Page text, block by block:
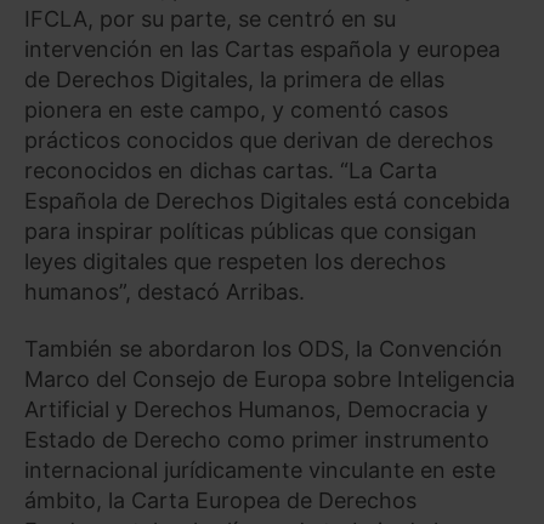
IFCLA, por su parte, se centró en su
intervención en las Cartas española y europea
de Derechos Digitales, la primera de ellas
pionera en este campo, y comentó casos
prácticos conocidos que derivan de derechos
reconocidos en dichas cartas. “La Carta
Española de Derechos Digitales está concebida
para inspirar políticas públicas que consigan
leyes digitales que respeten los derechos
humanos”, destacó Arribas.
También se abordaron los ODS, la Convención
Marco del Consejo de Europa sobre Inteligencia
Artificial y Derechos Humanos, Democracia y
Estado de Derecho como primer instrumento
internacional jurídicamente vinculante en este
ámbito, la Carta Europea de Derechos